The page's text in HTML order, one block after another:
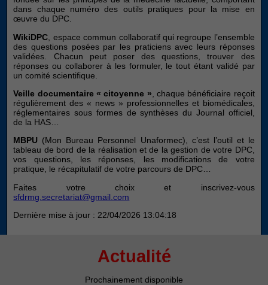
dans chaque numéro des outils pratiques pour la mise en
œuvre du DPC.
WikiDPC , espace commun collaboratif qui regroupe l’ensemble
des questions posées par les praticiens avec leurs réponses
validées. Chacun peut poser des questions, trouver des
réponses ou collaborer à les formuler, le tout étant validé par
un comité scientifique.
Veille documentaire « citoyenne » , chaque bénéficiaire reçoit
régulièrement des « news » professionnelles et biomédicales,
réglementaires sous formes de synthèses du Journal officiel,
de la HAS…
MBPU (Mon Bureau Personnel Unaformec), c’est l’outil et le
tableau de bord de la réalisation et de la gestion de votre DPC,
vos questions, les réponses, les modifications de votre
pratique, le récapitulatif de votre parcours de DPC…
Faites votre choix et inscrivez-vous
sfdrmg.secretariat@gmail.com
Dernière mise à jour : 22/04/2026 13:04:18
Actualité
Prochainement disponible
mieux lors de
ces cookies,
certaines
fonctionnalités
En partageant
vos intérêts et
votre
comportement
visitez notre
augmentez
des offres
personnalisés.